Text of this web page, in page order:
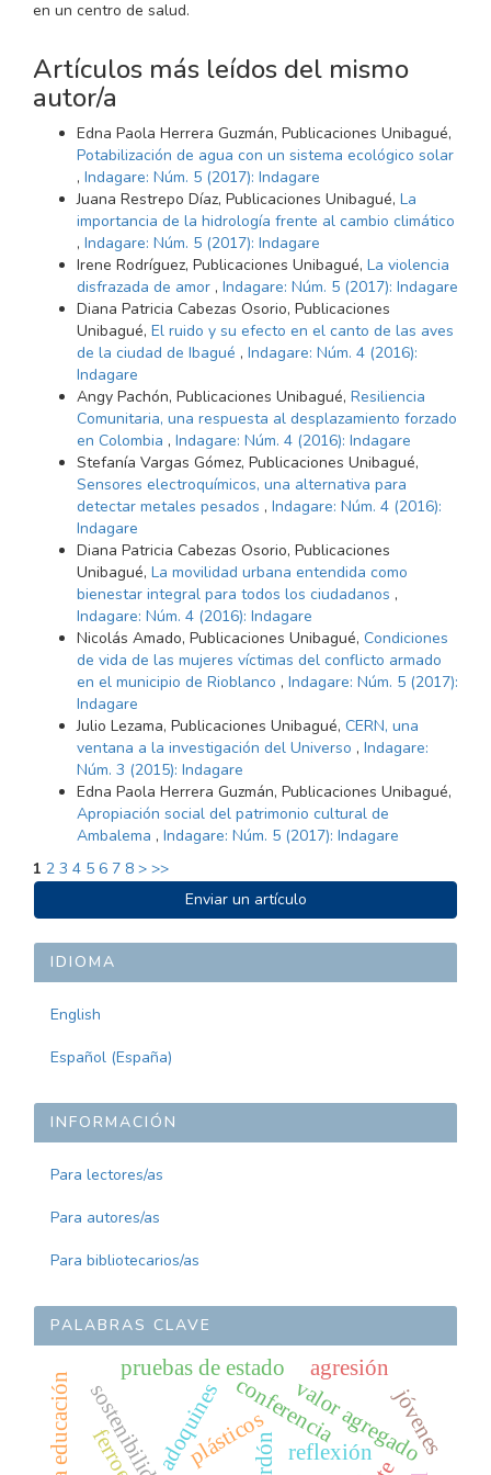
en un centro de salud.
Artículos más leídos del mismo
autor/a
Edna Paola Herrera Guzmán, Publicaciones Unibagué,
Potabilización de agua con un sistema ecológico solar
, Indagare: Núm. 5 (2017): Indagare
Juana Restrepo Díaz, Publicaciones Unibagué, La
importancia de la hidrología frente al cambio climático
, Indagare: Núm. 5 (2017): Indagare
Irene Rodríguez, Publicaciones Unibagué, La violencia
disfrazada de amor , Indagare: Núm. 5 (2017): Indagare
Diana Patricia Cabezas Osorio, Publicaciones
Unibagué, El ruido y su efecto en el canto de las aves
de la ciudad de Ibagué , Indagare: Núm. 4 (2016):
Indagare
Angy Pachón, Publicaciones Unibagué, Resiliencia
Comunitaria, una respuesta al desplazamiento forzado
en Colombia , Indagare: Núm. 4 (2016): Indagare
Stefanía Vargas Gómez, Publicaciones Unibagué,
Sensores electroquímicos, una alternativa para
detectar metales pesados , Indagare: Núm. 4 (2016):
Indagare
Diana Patricia Cabezas Osorio, Publicaciones
Unibagué, La movilidad urbana entendida como
bienestar integral para todos los ciudadanos ,
Indagare: Núm. 4 (2016): Indagare
Nicolás Amado, Publicaciones Unibagué, Condiciones
de vida de las mujeres víctimas del conflicto armado
en el municipio de Rioblanco , Indagare: Núm. 5 (2017):
Indagare
Julio Lezama, Publicaciones Unibagué, CERN, una
ventana a la investigación del Universo , Indagare:
Núm. 3 (2015): Indagare
Edna Paola Herrera Guzmán, Publicaciones Unibagué,
Apropiación social del patrimonio cultural de
Ambalema , Indagare: Núm. 5 (2017): Indagare
1 2 3 4 5 6 7 8 > >>
ENVIAR
UN
ARTÍCULO
Enviar un artículo
IDIOMA
English
Español (España)
INFORMACIÓN
Para lectores/as
Para autores/as
Para bibliotecarios/as
PALABRAS CLAVE
adoquines
plásticos
sostenibilidad reflexión
valor agregado
pruebas de estado agresión
jóvenes
conferencia